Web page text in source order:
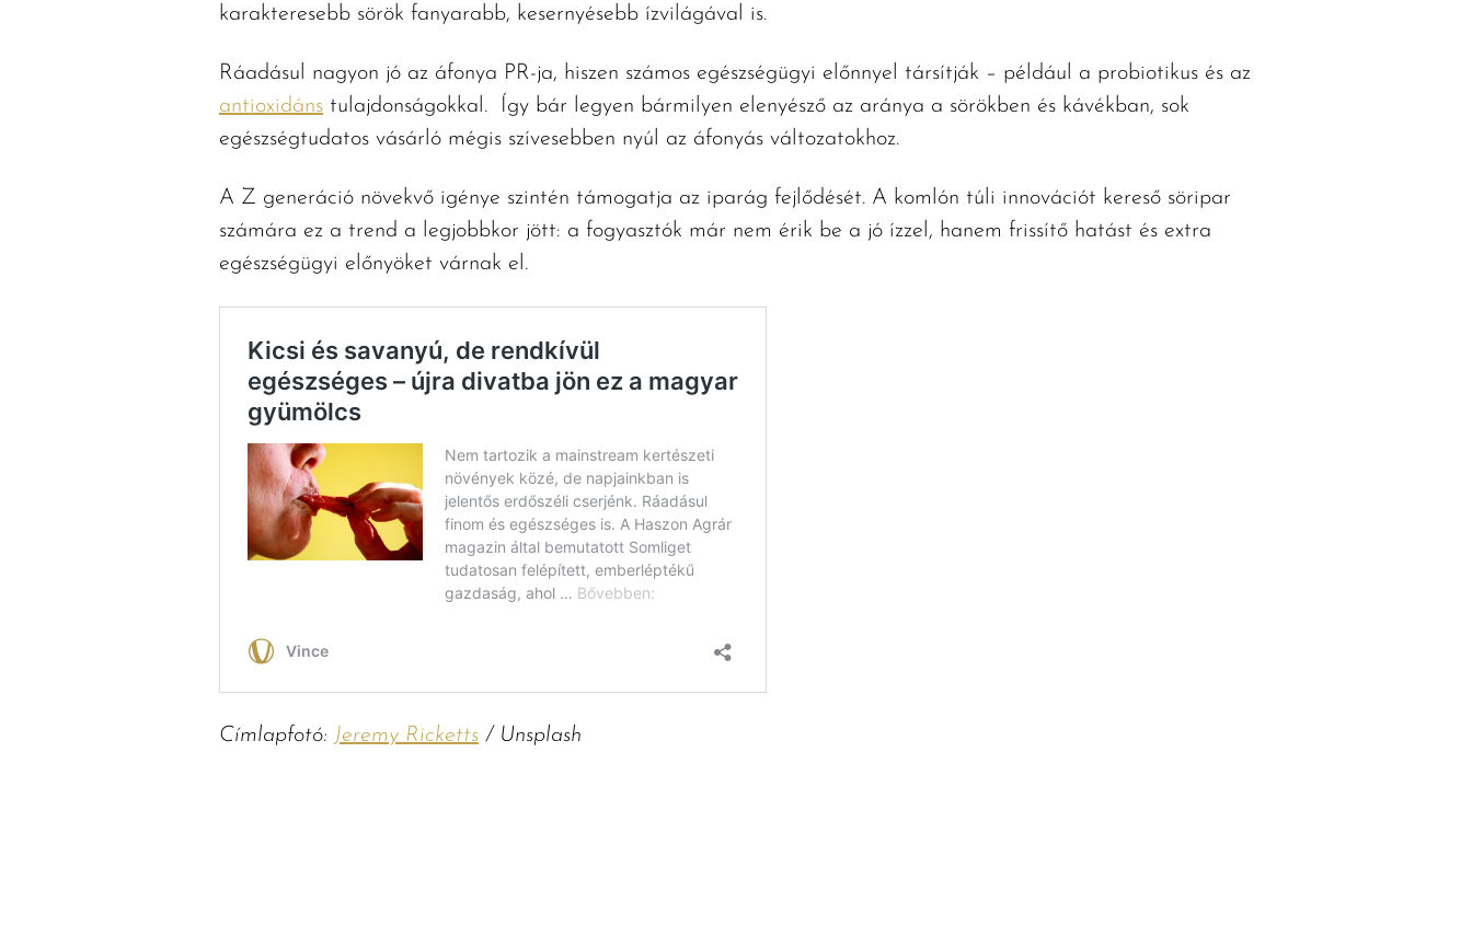
karakteresebb sörök fanyarabb, kesernyésebb ízvilágával is.
Ráadásul nagyon jó az áfonya PR-ja, hiszen számos egészségügyi előnnyel társítják – például a probiotikus és az
antioxidáns tulajdonságokkal. Így bár legyen bármilyen elenyésző az aránya a sörökben és kávékban, sok
egészségtudatos vásárló mégis szívesebben nyúl az áfonyás változatokhoz.
A Z generáció növekvő igénye szintén támogatja az iparág fejlődését. A komlón túli innovációt kereső söripar
számára ez a trend a legjobbkor jött: a fogyasztók már nem érik be a jó ízzel, hanem frissítő hatást és extra
egészségügyi előnyöket várnak el.
Címlapfotó: Jeremy Ricketts / Unsplash